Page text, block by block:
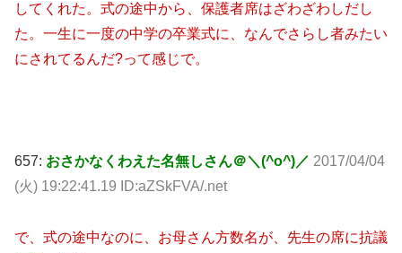
してくれた。式の途中から、保護者席はざわざわしだし
た。一生に一度の中学の卒業式に、なんでさらし者みたい
にされてるんだ?って感じで。
657: おさかなくわえた名無しさん＠＼(^o^)／ 2017/04/04
(火) 19:22:41.19 ID:aZSkFVA/.net
で、式の途中なのに、お母さん方数名が、先生の席に抗議